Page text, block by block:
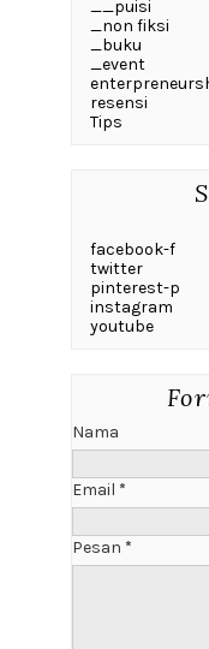
__puisi
_non fiksi
_buku
_event
resensi
Tips
facebook-f
twitter
pinterest-p
instagram
youtube
Nama
Email *
Pesan *